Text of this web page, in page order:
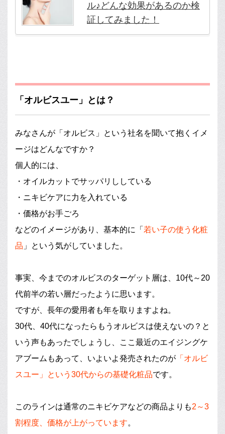
ル♪どんな効果があるのか検
証してみました！
「オルビスユー」とは？
みなさんが「オルビス」という社名を聞いて抱くイメ
ージはどんなですか？
個人的には、
・オイルカットでサッパリししている
・ニキビケアに力を入れている
・価格がお手ごろ
などのイメージがあり、基本的に「 若い子の使う化粧
品 」という気がしていました。
事実、今までのオルビスのターゲット層は、10代～20
代前半の若い層だったように思います。
ですが、長年の愛用者も年を取りますよね。
30代、40代になったらもうオルビスは使えないの？と
いう声もあったでしょうし、ここ最近のエイジングケ
アブームもあって、いよいよ発売されたのが 「オルビ
スユー」という30代からの基礎化粧品です。
このラインは通常のニキビケアなどの商品よりも2～3
割程度、価格が上がっています。